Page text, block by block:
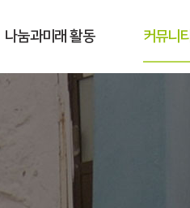
나눔과미래 활동 커뮤니티